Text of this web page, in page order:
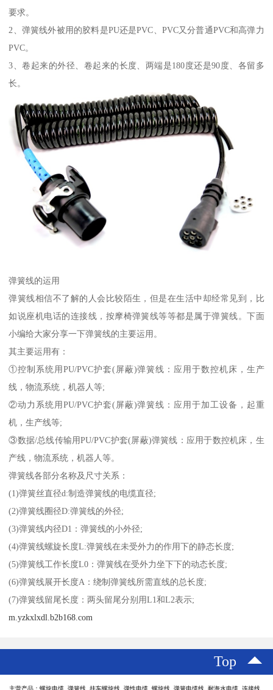
要求。
2、弹簧线外被用的胶料是PU还是PVC、PVC又分普通PVC和高弹力
PVC。
3、卷起来的外径、卷起来的长度、两端是180度还是90度、各留多
长。
弹簧线的运用
弹簧线相信不了解的人会比较陌生，但是在生活中却经常见到，比
如说座机电话的连接线，按摩椅弹簧线等等都是属于弹簧线。下面
小编给大家分享一下弹簧线的主要运用。
其主要运用有：
①控制系统用PU/PVC护套(屏蔽)弹簧线：应用于数控机床，生产
线，物流系统，机器人等;
②动力系统用PU/PVC护套(屏蔽)弹簧线：应用于加工设备，起重
机，生产线等;
③数据/总线传输用PU/PVC护套(屏蔽)弹簧线：应用于数控机床，生
产线，物流系统，机器人等。
弹簧线各部分名称及尺寸关系：
(1)弹簧丝直径d:制造弹簧线的电缆直径;
(2)弹簧线圈径D:弹簧线的外径;
(3)弹簧线内径D1：弹簧线的小外径;
(4)弹簧线螺旋长度L:弹簧线在未受外力的作用下的静态长度;
(5)弹簧线工作长度L0：弹簧线在受外力坐下下的动态长度;
(6)弹簧线展开长度A：绕制弹簧线所需直线的总长度;
(7)弹簧线留尾长度：两头留尾分别用L1和L2表示;
m.yzkxlxdl.b2b168.com
Top
主营产品：螺旋电缆 弹簧线 挂车螺旋线 弹性电缆 螺旋线 弹簧电缆线 耐海水电缆 连接线